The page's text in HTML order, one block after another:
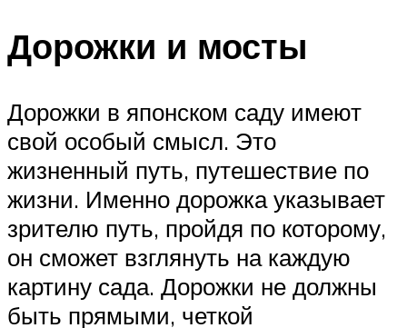
Дорожки и мосты
Дорожки в японском саду имеют
свой особый смысл. Это
жизненный путь, путешествие по
жизни. Именно дорожка указывает
зрителю путь, пройдя по которому,
он сможет взглянуть на каждую
картину сада. Дорожки не должны
быть прямыми, четкой